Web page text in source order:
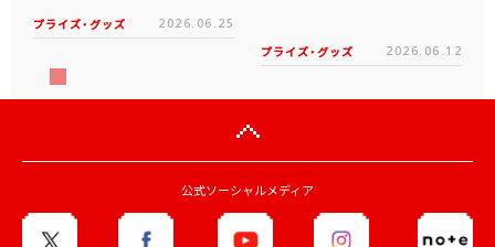
プライズ・グッズ 2026.06.25
プライズ・グッズ 2026.06.12
公式ソーシャルメディア